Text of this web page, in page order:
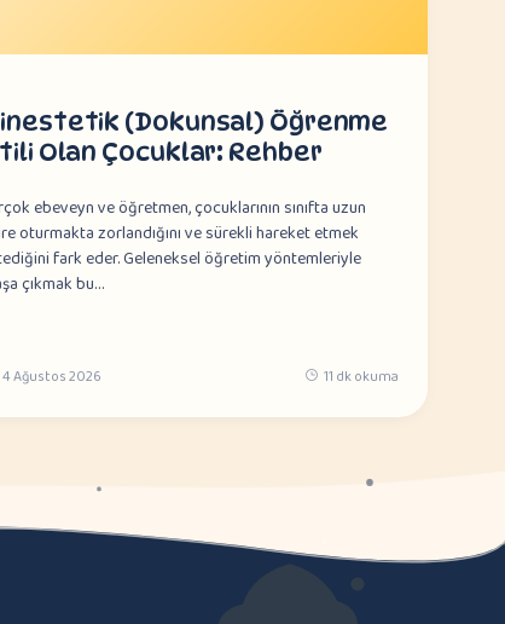
(Dokunsal) Öğrenme
Olan Çocuklar: Rehber
ebeveyn ve öğretmen, çocuklarının sınıfta uzun
oturmakta zorlandığını ve sürekli hareket etmek
fark eder. Geleneksel öğretim yöntemleriyle
çıkmak bu…
4 Ağustos 2026 11 dk okuma